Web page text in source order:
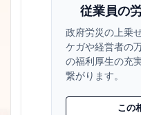
従業員の
政府労災の上乗
ケガや経営者の
の福利厚生の充
繋がります。
この